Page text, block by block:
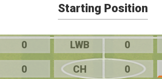
Starting Position
0 LWB 0
0 CH 0